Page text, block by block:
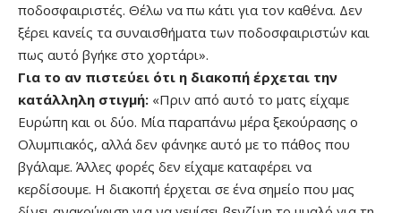
ποδοσφαιριστές. Θέλω να πω κάτι για τον καθένα. Δεν
ξέρει κανείς τα συναισθήματα των ποδοσφαιριστών και
πως αυτό βγήκε στο χορτάρι».
Για το αν πιστεύει ότι η διακοπή έρχεται την
κατάλληλη στιγμή: «Πριν από αυτό το ματς είχαμε
Ευρώπη και οι δύο. Μία παραπάνω μέρα ξεκούρασης ο
Ολυμπιακός, αλλά δεν φάνηκε αυτό με το πάθος που
βγάλαμε. Άλλες φορές δεν είχαμε καταφέρει να
κερδίσουμε. Η διακοπή έρχεται σε ένα σημείο που μας